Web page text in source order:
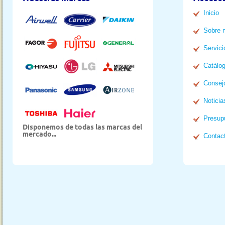
Disponemos de todas las marcas del
mercado...
Inicio
Sobre